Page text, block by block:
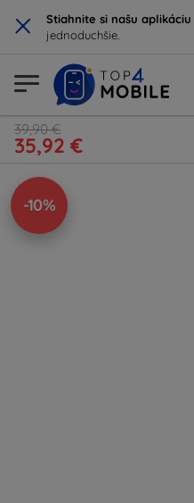
× Stiahnite si našu aplikáciu
jednoduchšie.
39,90 €
35,92 €
-10%